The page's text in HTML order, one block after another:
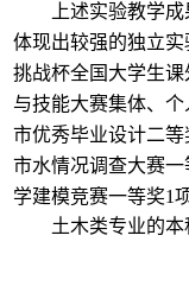
上述实验教学
体现出较强的独立
挑战杯全国大学生
与技能大赛集体、个
市优秀毕业设计二等
市水情况调查大赛一
学建模竞赛一等奖1
土木类专业的